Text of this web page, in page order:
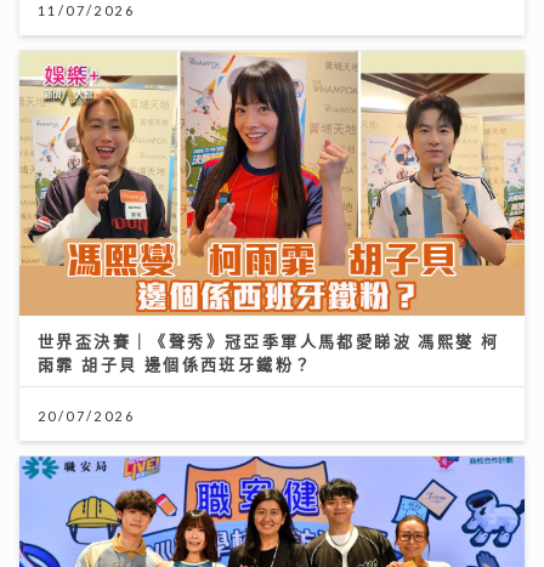
11/07/2026
世界盃決賽｜《聲秀》冠亞季軍人馬都愛睇波 馮熙燮 柯
雨霏 胡子貝 邊個係西班牙鐵粉？
20/07/2026